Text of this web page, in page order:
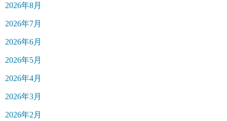
2026年8月
2026年7月
2026年6月
2026年5月
2026年4月
2026年3月
2026年2月